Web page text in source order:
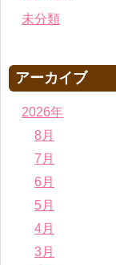
未分類
アーカイブ
2026年
8月
7月
6月
5月
4月
3月